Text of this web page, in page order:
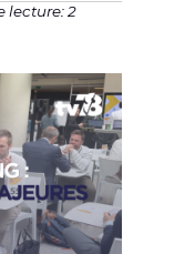
lecture: 2